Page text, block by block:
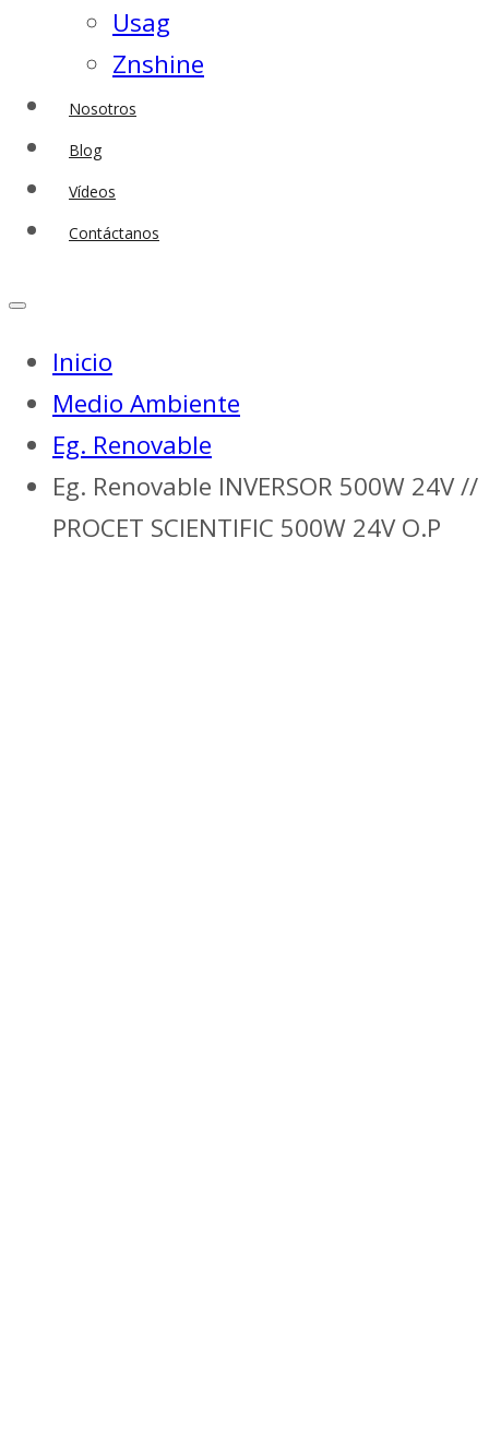
Usag
Znshine
Nosotros
Blog
Vídeos
Contáctanos
Inicio
Medio Ambiente
Eg. Renovable
Eg. Renovable INVERSOR 500W 24V //
PROCET SCIENTIFIC 500W 24V O.P